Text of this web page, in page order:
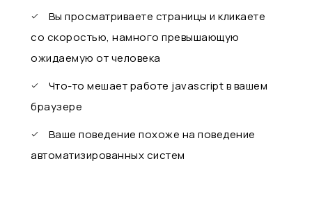
Вы просматриваете страницы и кликаете
со скоростью, намного превышающую
ожидаемую от человека
Что-то мешает работе javascript в вашем
браузере
Ваше поведение похоже на поведение
автоматизированных систем